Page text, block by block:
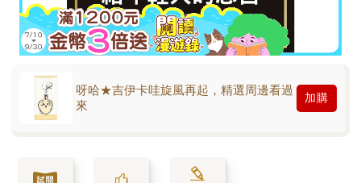
呀哈★吉伊卡哇旋風再起，精選周邊看過
來
加購